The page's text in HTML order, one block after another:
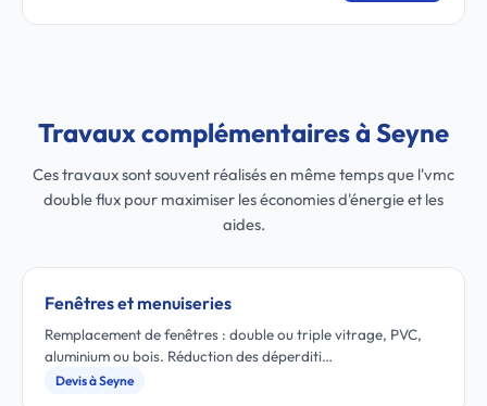
Travaux complémentaires à Seyne
Ces travaux sont souvent réalisés en même temps que l'vmc
double flux pour maximiser les économies d'énergie et les
aides.
Fenêtres et menuiseries
Remplacement de fenêtres : double ou triple vitrage, PVC,
aluminium ou bois. Réduction des déperditi…
Devis à Seyne